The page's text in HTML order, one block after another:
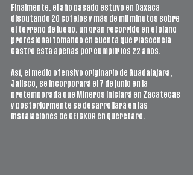
Finalmente, el año pasado estuvo en Oaxaca
disputando 20 cotejos y más de mil minutos sobre
el terreno de juego, un gran recorrido en el plano
profesional tomando en cuenta que Plascencia
Castro está apenas por cumplir los 22 años.
Así, el medio ofensivo originario de Guadalajara,
Jalisco, se incorporará el 7 de junio en la
pretemporada que Mineros iniciará en Zacatecas
y posteriormente se desarrollará en las
instalaciones de CEICKOR en Querétaro.